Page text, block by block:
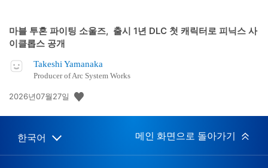
마블 투혼 파이팅 소울즈, 출시 1년 DLC 첫 캐릭터로 피닉스 사
이클롭스 공개
Takeshi Yamanaka
Producer of Arc System Works
공
일:
2026년07월27일
Select
Current
한국어 메인 화면으로 돌아가기